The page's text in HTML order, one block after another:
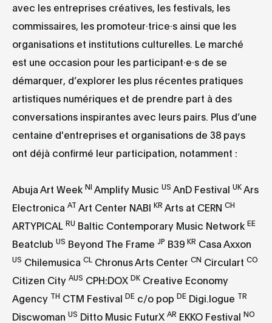
avec les entreprises créatives, les festivals, les
commissaires, les promoteur·trice·s ainsi que les
organisations et institutions culturelles. Le marché
est une occasion pour les participant·e·s de se
démarquer, d’explorer les plus récentes pratiques
artistiques numériques et de prendre part à des
conversations inspirantes avec leurs pairs. Plus d’une
centaine d'entreprises et organisations de 38 pays
ont déjà confirmé leur participation, notamment :
Abuja Art Week NI Amplify Music US AnD Festival UK Ars
Electronica AT Art Center NABI KR Arts at CERN CH
ARTYPICAL RU Baltic Contemporary Music Network EE
Beatclub US Beyond The Frame JP B39 KR Casa Axxon
US Chilemusica CL Chronus Arts Center CN Circulart CO
Citizen City AUS CPH:DOX DK Creative Economy
Agency TH CTM Festival DE c/o pop DE Digi.logue TR
Discwoman US Ditto Music FuturX AR EKKO Festival NO